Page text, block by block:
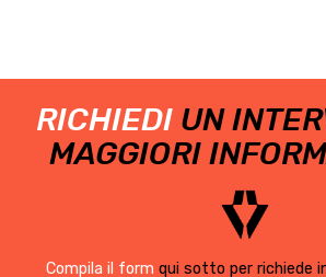
RICHIEDIUN
MAGGIORI
Compila il form qui sotto per richiede